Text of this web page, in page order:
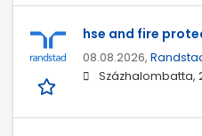
hse and fire
08.08.2026,
Százhalombatta,